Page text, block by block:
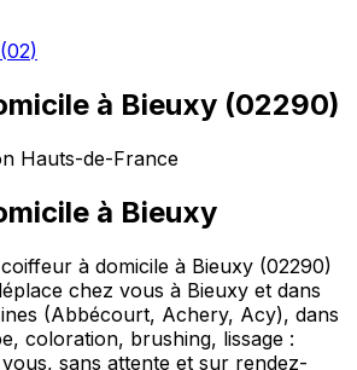
(02)
à Bieuxy (02290)
Hauts-de-France
à Bieuxy
à domicile à Bieuxy (02290)
chez vous à Bieuxy et dans
(Abbécourt, Achery, Acy), dans
coloration, brushing, lissage :
sans attente et sur rendez-